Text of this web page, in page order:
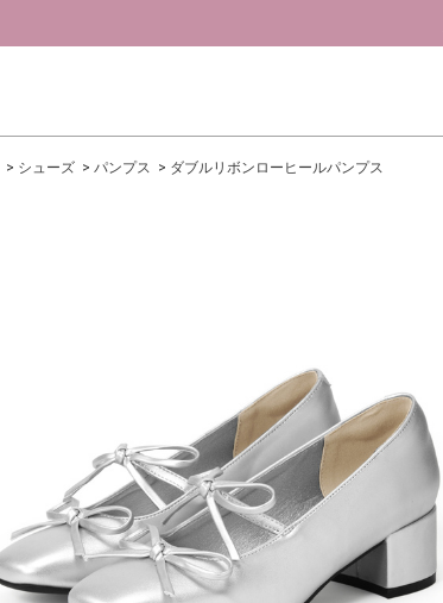
シューズ パンプス ダブルリボンローヒールパンプス